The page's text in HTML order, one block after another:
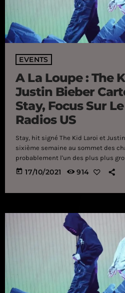
EVENTS
A La Loupe : The
Justin Bieber
Stay, Focus Sur
Radios US
Stay, hit signé The Kid Laroi et
sixième semaine au sommet des
probablement l'un des plus plus
année : The Kid LAROI, Véritable
imposé dans les charts avec ses
today 17/10/2021 914